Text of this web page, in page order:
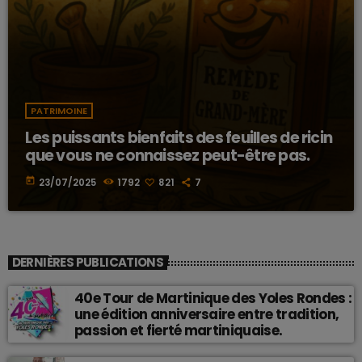
PATRIMOINE
Les puissants bienfaits des feuilles de ricin
que vous ne connaissez peut-être pas.
today 23/07/2025 1792 821 7
DERNIÈRES PUBLICATIONS
40e Tour de Martinique des Yoles Rondes :
une édition anniversaire entre tradition,
passion et fierté martiniquaise.